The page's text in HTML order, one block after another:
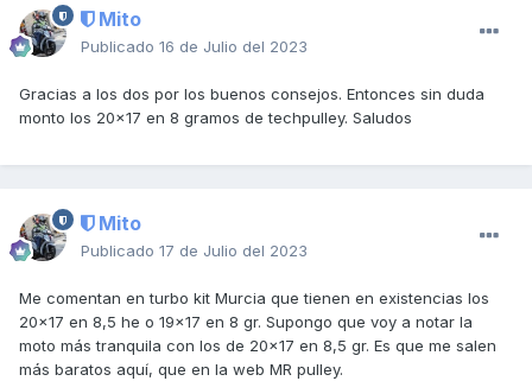
Mito
Publicado 16 de Julio del 2023
Gracias a los dos por los buenos consejos. Entonces sin duda
monto los 20x17 en 8 gramos de techpulley. Saludos
Mito
Publicado 17 de Julio del 2023
Me comentan en turbo kit Murcia que tienen en existencias los
20x17 en 8,5 he o 19x17 en 8 gr. Supongo que voy a notar la
moto más tranquila con los de 20x17 en 8,5 gr. Es que me salen
más baratos aquí, que en la web MR pulley.